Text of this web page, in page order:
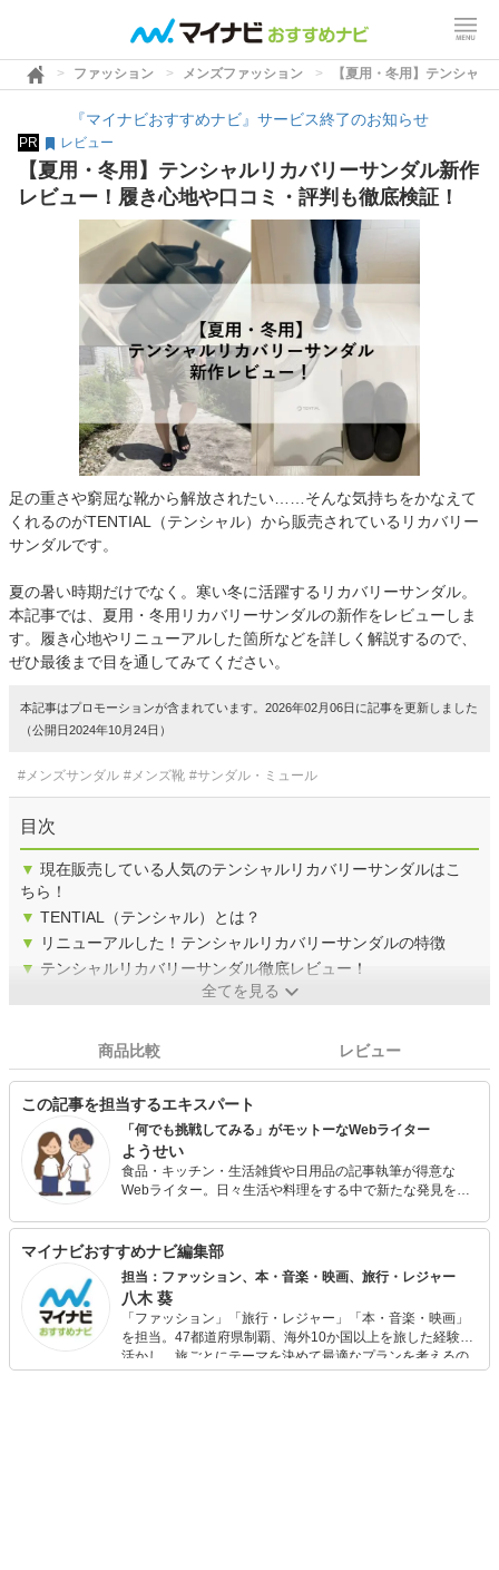
ファッション メンズファッション 【夏用・冬用】テンシャ
『マイナビおすすめナビ』サービス終了のお知らせ
PR レビュー
【夏用・冬用】テンシャルリカバリーサンダル新作
レビュー！履き心地や口コミ・評判も徹底検証！
足の重さや窮屈な靴から解放されたい……そんな気持ちをかなえて
くれるのがTENTIAL（テンシャル）から販売されているリカバリー
サンダルです。
夏の暑い時期だけでなく。寒い冬に活躍するリカバリーサンダル。
本記事では、夏用・冬用リカバリーサンダルの新作をレビューしま
す。履き心地やリニューアルした箇所などを詳しく解説するので、
ぜひ最後まで目を通してみてください。
本記事はプロモーションが含まれています。2026年02月06日に記事を更新しました
（公開日2024年10月24日）
#メンズサンダル #メンズ靴 #サンダル・ミュール
目次
▼ 現在販売している人気のテンシャルリカバリーサンダルはこ
ちら！
▼ TENTIAL（テンシャル）とは？
▼
リニューアルした！テンシャルリカバリーサンダルの特徴
▼ テンシャルリカバリーサンダル徹底レビュー！
全てを見る
商品比較 レビュー
この記事を担当するエキスパート
「何でも挑戦してみる」がモットーなWebライター
ようせい
食品・キッチン・生活雑貨や日用品の記事執筆が得意な
Webライター。日々生活や料理をする中で新たな発見を楽
者の方からの辛口意見をはじめ、さまざまなご意見に耳を
傾けながら記事作りに全力を注ぎます。
マイナビおすすめナビ編集部
担当：ファッション、本・音楽・映画、旅行・レジャー
八木 葵
「ファッション」「旅行・レジャー」「本・音楽・映画」
を担当。47都道府県制覇、海外10か国以上を旅した経験を
活かし、旅ごとにテーマを決めて最適なプランを考えるの
が得意。また、アパレルショップでの販売経験もあり。誰